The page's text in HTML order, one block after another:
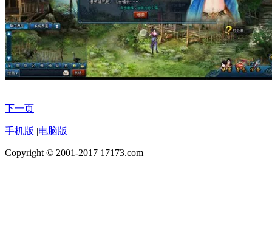
下一页
手机版 |电脑版
Copyright © 2001-2017 17173.com